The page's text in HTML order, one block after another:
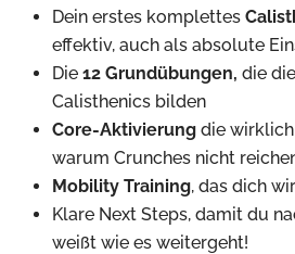
Dein erstes komplettes
effektiv, auch als absolute
Die 12 Grundübungen, die
Calisthenics bilden
Core-Aktivierung die
warum Crunches nicht
Mobility Training, das dich
Klare Next Steps, damit du
weißt wie es weitergeht!